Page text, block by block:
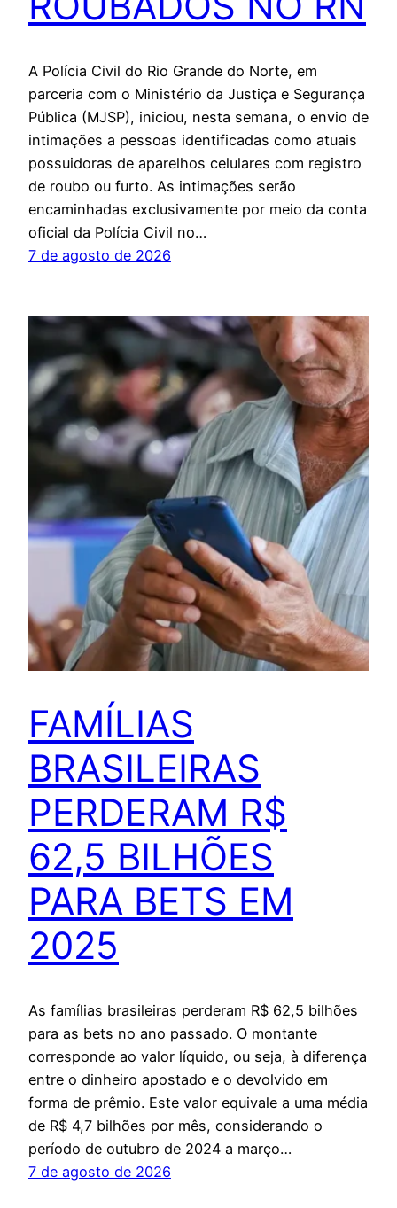
A Polícia Civil do Rio Grande do Norte, em
parceria com o Ministério da Justiça e Segurança
Pública (MJSP), iniciou, nesta semana, o envio de
intimações a pessoas identificadas como atuais
possuidoras de aparelhos celulares com registro
de roubo ou furto. As intimações serão
encaminhadas exclusivamente por meio da conta
oficial da Polícia Civil no…
7 de agosto de 2026
FAMÍLIAS
BRASILEIRAS
PERDERAM R$
62,5 BILHÕES
PARA BETS EM
2025
As famílias brasileiras perderam R$ 62,5 bilhões
para as bets no ano passado. O montante
corresponde ao valor líquido, ou seja, à diferença
entre o dinheiro apostado e o devolvido em
forma de prêmio. Este valor equivale a uma média
de R$ 4,7 bilhões por mês, considerando o
período de outubro de 2024 a março…
7 de agosto de 2026